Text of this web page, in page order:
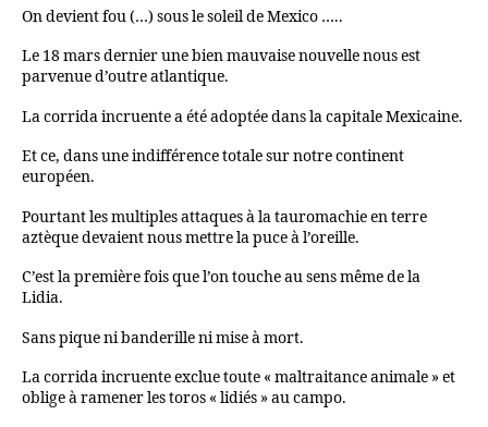
On devient fou (…) sous le soleil de Mexico …..
Le 18 mars dernier une bien mauvaise nouvelle nous est
parvenue d’outre atlantique.
La corrida incruente a été adoptée dans la capitale Mexicaine.
Et ce, dans une indifférence totale sur notre continent
européen.
Pourtant les multiples attaques à la tauromachie en terre
aztèque devaient nous mettre la puce à l’oreille.
C’est la première fois que l’on touche au sens même de la
Lidia.
Sans pique ni banderille ni mise à mort.
La corrida incruente exclue toute « maltraitance animale » et
oblige à ramener les toros « lidiés » au campo.